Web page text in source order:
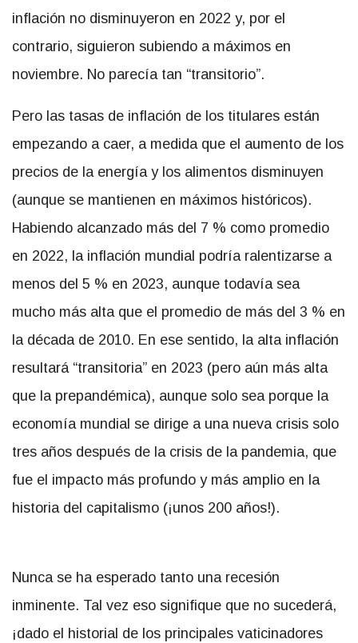
inflación no disminuyeron en 2022 y, por el
contrario, siguieron subiendo a máximos en
noviembre. No parecía tan “transitorio”.
Pero las tasas de inflación de los titulares están
empezando a caer, a medida que el aumento de los
precios de la energía y los alimentos disminuyen
(aunque se mantienen en máximos históricos).
Habiendo alcanzado más del 7 % como promedio
en 2022, la inflación mundial podría ralentizarse a
menos del 5 % en 2023, aunque todavía sea
mucho más alta que el promedio de más del 3 % en
la década de 2010. En ese sentido, la alta inflación
resultará “transitoria” en 2023 (pero aún más alta
que la prepandémica), aunque solo sea porque la
economía mundial se dirige a una nueva crisis solo
tres años después de la crisis de la pandemia, que
fue el impacto más profundo y más amplio en la
historia del capitalismo (¡unos 200 años!).
Nunca se ha esperado tanto una recesión
inminente. Tal vez eso signifique que no sucederá,
¡dado el historial de los principales vaticinadores